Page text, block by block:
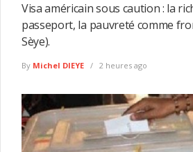
Visa américain sous caution : la
passeport, la pauvreté comme
Sèye).
By Michel DIEYE 2 heures ago